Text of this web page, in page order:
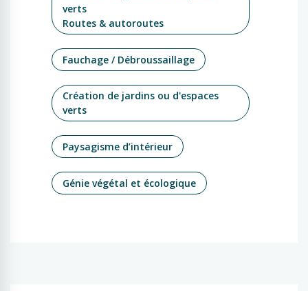
verts
Routes & autoroutes
Fauchage / Débroussaillage
Création de jardins ou d'espaces
verts
Paysagisme d’intérieur
Génie végétal et écologique